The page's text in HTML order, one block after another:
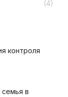
(4)
контроля
семья в